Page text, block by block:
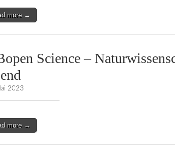
more →
Science –
2023
more →